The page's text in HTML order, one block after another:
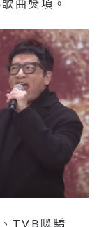
曲獎項。
TVB嘅驕